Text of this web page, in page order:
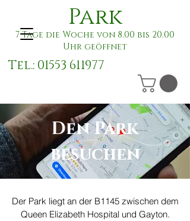
Park
7 Tage die Woche von 8.00 bis 20.00
Uhr geöffnet
Tel.: 01553 611977
Den Park
besuchen
Der Park liegt an der B1145 zwischen dem
Queen Elizabeth Hospital und Gayton.